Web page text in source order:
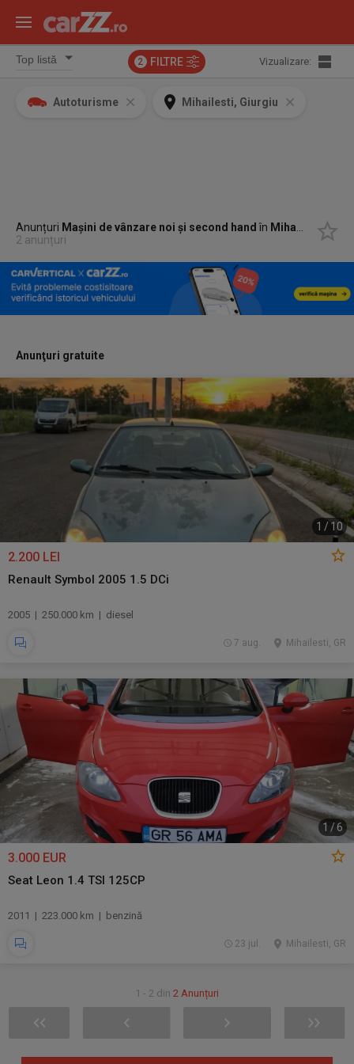
2 FILTRE Vizualizare:
Autoturisme Mihailesti, Giurgiu
Anunțuri Mașini de vânzare noi și second hand în Mihailesti, Giurgiu
2 anunțuri
Anunţuri gratuite
1 / 10
2.200 LEI
Renault Symbol 2005 1.5 DCi
2005 | 250.000 km | diesel
Mihailesti, GR
7 aug.
1 /6
3.000 EUR
Seat Leon 1.4 TSI 125CP
2011 | 223.000 km | benzină
Mihailesti, GR
23 jul.
1 - 2 din 2 Anunțuri